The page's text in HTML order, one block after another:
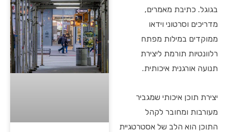
בגוגל. כתיבת מאמרים,
מדריכים וסרטוני וידאו
ממוקדים במילות מפתח
רלוונטיות תורמת ליצירת
תנועה אורגנית איכותית.
יצירת תוכן איכותי שמגביר
מעורבות ומחובר לקהל
התוכן הוא הלב של אסטרטגיית